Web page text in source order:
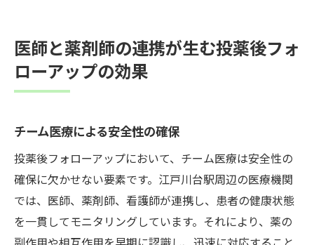
医師と薬剤師の連携が生む投薬後フォ
ローアップの効果
チーム医療による安全性の確保
投薬後フォローアップにおいて、チーム医療は安全性の
確保に欠かせない要素です。江戸川台駅周辺の医療機関
では、医師、薬剤師、看護師が連携し、患者の健康状態
を一貫してモニタリングしています。それにより、薬の